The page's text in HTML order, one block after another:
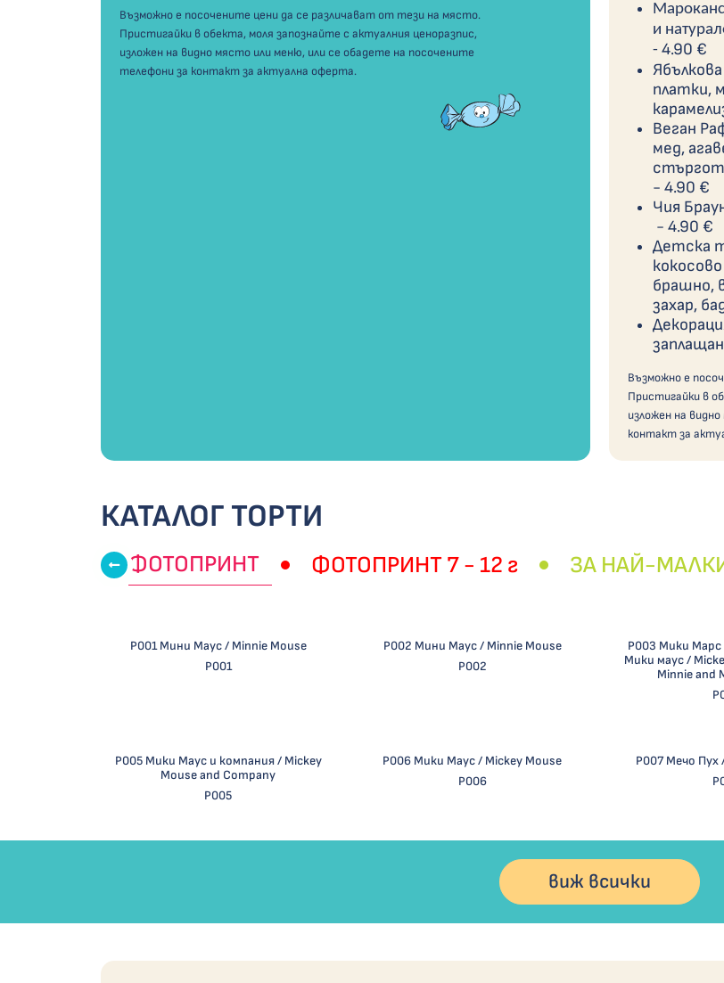
Възможно е посочените цени да се различават от тези на място.
Пристигайки в обекта, моля запознайте с актуалния ценоразпис,
изложен на видно място или меню, или се обадете на посочените
телефони за контакт за актуална оферта.
и
- 4.90 €
платки,
Веган
мед,
- 4.90 €
Чия
- 4.90 €
Детска
брашно,
захар,
Възможно е
Пристигайки в
изложен на
контакт за
КАТАЛОГ ТОРТИ
ФОТОПРИНТ ФОТОПРИНТ 7 - 12 г ЗА НАЙ-
P001 Мини Маус / Minnie Mouse
P001
Р002 Мини Маус / Minnie Mouse
Р002
Р003 Мики Марс
Мики маус /
Minnie and
Р005 Мики Маус и компания / Mickey
Mouse and Company
Р005
Р006 Мики Маус / Mickey Mouse
Р006
Р007 Мечо Пух
виж всички